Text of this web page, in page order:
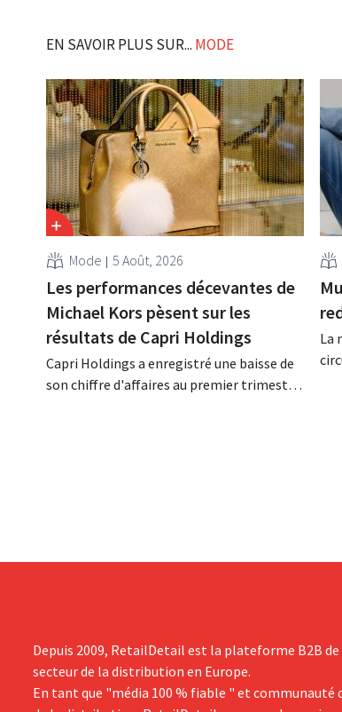
EN SAVOIR PLUS SUR... MODE
Mode 5 Août, 2026
Les performances décevantes de
Michael Kors pèsent sur les
résultats de Capri Holdings
Capri Holdings a enregistré une baisse de
son chiffre d'affaires au premier trimestre
La
Depuis 2009, RetailDetail est la plateforme B2B
secteur de la distribution en Europe.
En tant que "média 100 % fiable " et communauté